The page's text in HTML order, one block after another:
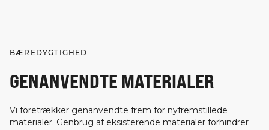
BÆREDYGTIGHED
GENANVENDTE MATERIALER
Vi foretrækker genanvendte frem for nyfremstillede
materialer. Genbrug af eksisterende materialer forhindrer